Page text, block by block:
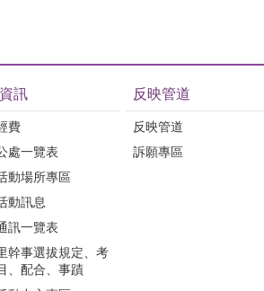
訊
費
處一覽表
動場所專區
動訊息
訊一覽表
幹事選拔規定、考
、配合、事蹟
反映管道
反映管道
訴願專區